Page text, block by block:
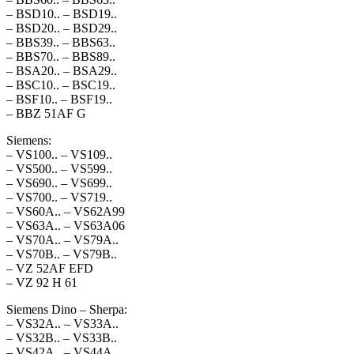
– BSD10.. – BSD19..
– BSD20.. – BSD29..
– BBS39.. – BBS63..
– BBS70.. – BBS89..
– BSA20.. – BSA29..
– BSC10.. – BSC19..
– BSF10.. – BSF19..
– BBZ 51AF G
Siemens:
– VS100.. – VS109..
– VS500.. – VS599..
– VS690.. – VS699..
– VS700.. – VS719..
– VS60A.. – VS62A99
– VS63A.. – VS63A06
– VS70A.. – VS79A..
– VS70B.. – VS79B..
– VZ 52AF EFD
– VZ 92 H 61
Siemens Dino – Sherpa:
– VS32A.. – VS33A..
– VS32B.. – VS33B..